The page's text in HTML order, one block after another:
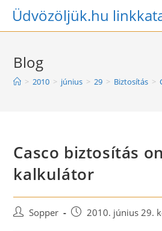
SkipÜdvözöljük.hu
Blog
> 2010 > június > 29 > Biztosítás >
Casco biztosítás
kalkulátor
PostSopper
Post2010. június 29.